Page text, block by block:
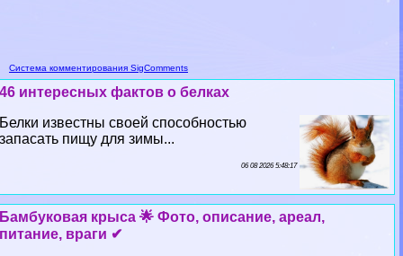
Система комментирования SigComments
46 интересных фактов о белках
Белки известны своей способностью
запасать пищу для зимы...
06 08 2026 5:48:17
Бамбуковая крыса 🌟 Фото, описание, ареал,
питание, враги ✔